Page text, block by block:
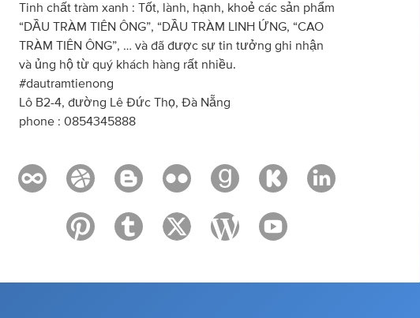
Tinh chất tràm xanh : Tốt, lành, hạnh, khoẻ các sản phẩm
“DẦU TRÀM TIÊN ÔNG”, “DẦU TRÀM LINH ỨNG, “CAO
TRÀM TIÊN ÔNG”, … và đã được sự tin tưởng ghi nhận
và ủng hộ từ quý khách hàng rất nhiều.
#dautramtienong
Lô B2-4, đường Lê Đức Thọ, Đà Nẵng
phone : 0854345888